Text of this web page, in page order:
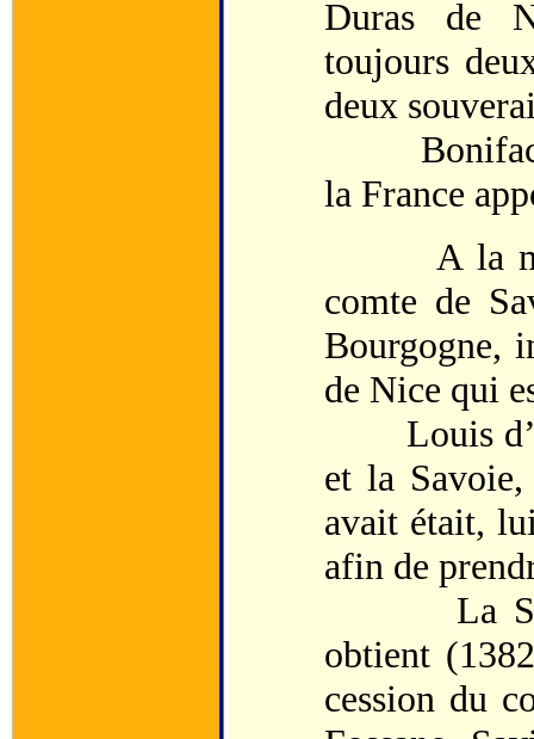
Duras de
toujours
deux
Boniface
la France
A la mort
comte de
Bourgogne,
de Nice qui
Louis
et la
avait était,
afin de
La
obtient
cession du